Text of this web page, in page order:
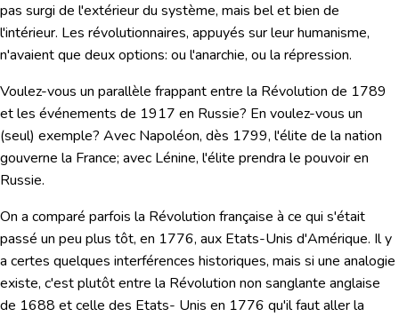
pas surgi de l'extérieur du système, mais bel et bien de
l'intérieur. Les révolutionnaires, appuyés sur leur humanisme,
n'avaient que deux options: ou l'anarchie, ou la répression.
Voulez-vous un parallèle frappant entre la Révolution de 1789
et les événements de 1917 en Russie? En voulez-vous un
(seul) exemple? Avec Napoléon, dès 1799, l'élite de la nation
gouverne la France; avec Lénine, l'élite prendra le pouvoir en
Russie.
On a comparé parfois la Révolution française à ce qui s'était
passé un peu plus tôt, en 1776, aux Etats-Unis d'Amérique. Il y
a certes quelques interférences historiques, mais si une analogie
existe, c'est plutôt entre la Révolution non sanglante anglaise
de 1688 et celle des Etats- Unis en 1776 qu'il faut aller la